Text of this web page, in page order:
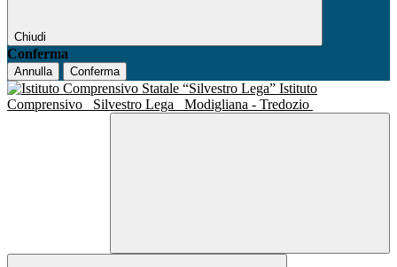
Chiudi
Conferma
Annulla Conferma
Istituto
Comprensivo
Silvestro Lega Modigliana - Tredozio